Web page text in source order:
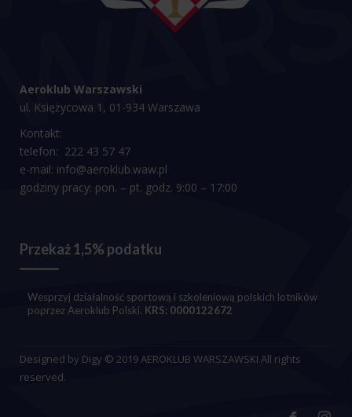
Aeroklub Warszawski
ul. Księżycowa 1, 01-934 Warszawa
Kontakt:
telefon: 222 43 57 47
e-mail: info@aeroklub.waw.pl
godziny pracy: pon. – pt. godz. 9:00 – 17:00
Przekaż 1,5% podatku
Wesprzyj działalność sportową i szkoleniową polskich lotników
poprzez Aeroklub Polski. KRS: 0000122672
Designed by Digy © 2019 AEROKLUB WARSZAWSKI All rights
reserved.